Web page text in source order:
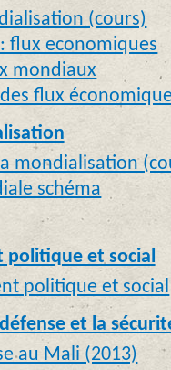
(cours)
flux economiques
mondiaux
des flux
mondialisation
schéma
politique et social
politique et social
et la
au Mali (2013)